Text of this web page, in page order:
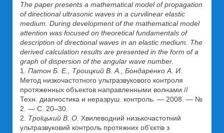
The paper presents a mathematical model of propagation
of directional ultrasonic waves in a curvilinear elastic
medium. During development of the mathematical model
attention was focused on theoretical fundamentals of
description of directional waves in an elastic medium. The
derived calculation results are presented in the form of a
graph of dispersion of the angular wave number.
1. Патон Б. Е., Троицкий В. А., Бондаренко А. И.
Метод низкочастотного ультразвукового контроля
протяженных объектов направленными волнами //
Техн. диагностика и неразруш. контроль. — 2008. — №
2. — С. 20–30.
2. Троїцький В. О. Хвилеводний низькочастотний
ультразвуковий контроль протяжних об’єктів з